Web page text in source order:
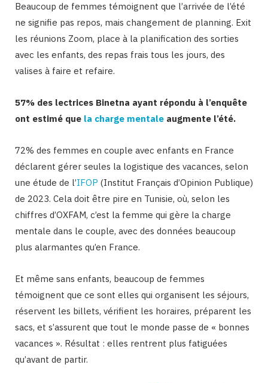
Beaucoup de femmes témoignent que l’arrivée de l’été
ne signifie pas repos, mais changement de planning. Exit
les réunions Zoom, place à la planification des sorties
avec les enfants, des repas frais tous les jours, des
valises à faire et refaire.
57% des lectrices Binetna ayant répondu à l’enquête
ont estimé que la charge mentale augmente l’été.
72% des femmes en couple avec enfants en France
déclarent gérer seules la logistique des vacances, selon
une étude de l’IFOP (Institut Français d’Opinion Publique)
de 2023. Cela doit être pire en Tunisie, où, selon les
chiffres d’OXFAM, c’est la femme qui gère la charge
mentale dans le couple, avec des données beaucoup
plus alarmantes qu’en France.
Et même sans enfants, beaucoup de femmes
témoignent que ce sont elles qui organisent les séjours,
réservent les billets, vérifient les horaires, préparent les
sacs, et s’assurent que tout le monde passe de « bonnes
vacances ». Résultat : elles rentrent plus fatiguées
qu’avant de partir.